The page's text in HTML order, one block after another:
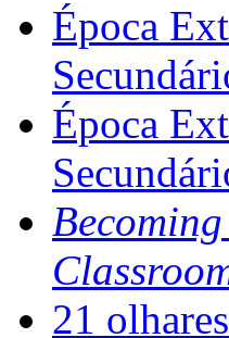
Época
Época
21